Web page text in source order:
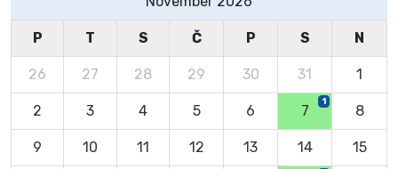
P T S Č P S N
26 27 28 29 30 31 1
2 3 4 5 6 7
1
8
9 10 11 12 13 14 15